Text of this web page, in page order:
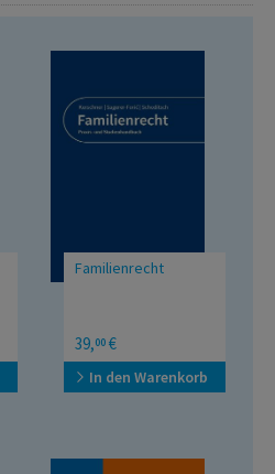
Familienrecht
Praxis- und
Studienhandbuch
39,00 €
In den Warenkorb